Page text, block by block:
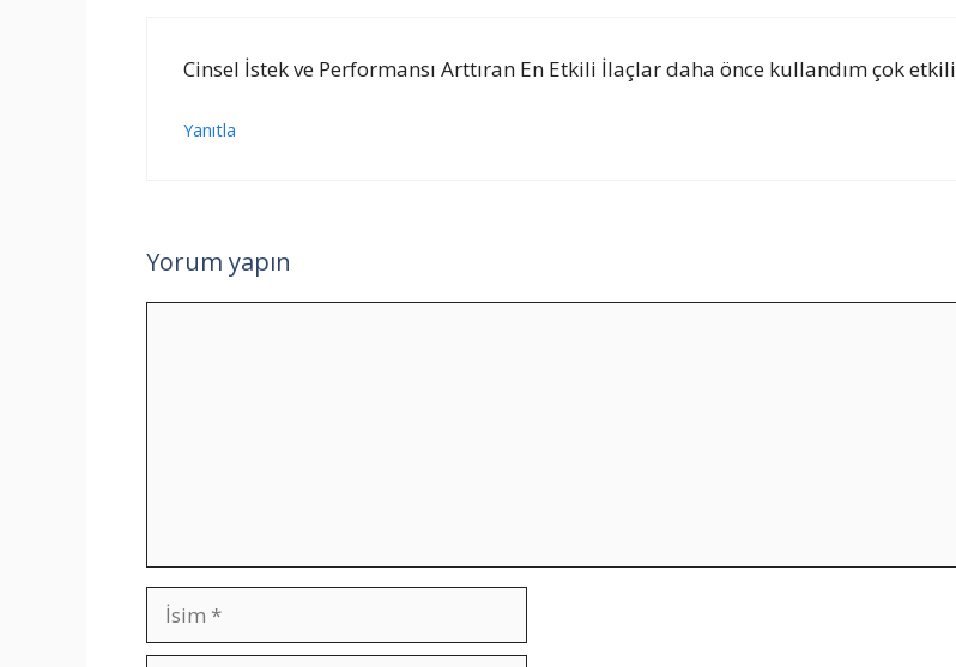
Cinsel İstek ve Performansı Arttıran En Etkili İlaçlar daha önce kullandım çok etkili
Yanıtla
Yorum yapın
İsim